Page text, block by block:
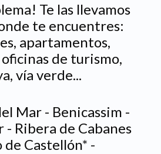
Te las llevamos
te encuentres:
apartamentos,
de turismo,
vía verde...
Mar - Benicassim -
Ribera de Cabanes
de Castellón* -